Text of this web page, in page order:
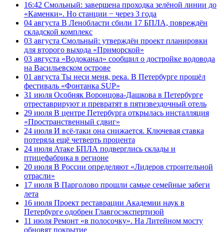
16:42 Смольный: завершена проходка зелёной линии до
«Каменки». Но станции − через 3 года
04 августа В Ленобласти сбили 17 БПЛА, повреждён
складской комплекс
03 августа Смольный: утверждён проект планировки
для второго выхода «Приморской»
03 августа «Водоканал» сообщил о достройке водовода
на Васильевском острове
01 августа Ты неси меня, река. В Петербурге прошёл
фестиваль «Фонтанка SUP»
31 июля Особняк Воронцова-Дашкова в Петербурге
отреставрируют и превратят в пятизвездочный отель
29 июля В центре Петербурга открылась инсталляция
«Пространственный сдвиг»
24 июля И всё-таки она снижается. Ключевая ставка
потеряла ещё четверть процента
24 июля Атаке БПЛА подверглись склады и
птицефабрика в регионе
20 июля В России определяют «Лидеров строительной
отрасли»
17 июля В Парголово прошли самые семейные забеги
лета
16 июля Проект реставрации Академии наук в
Петербурге одобрен Главгосэкспертизой
11 июля Ремонт «в полосочку». На Литейном мосту
обновят покрытие